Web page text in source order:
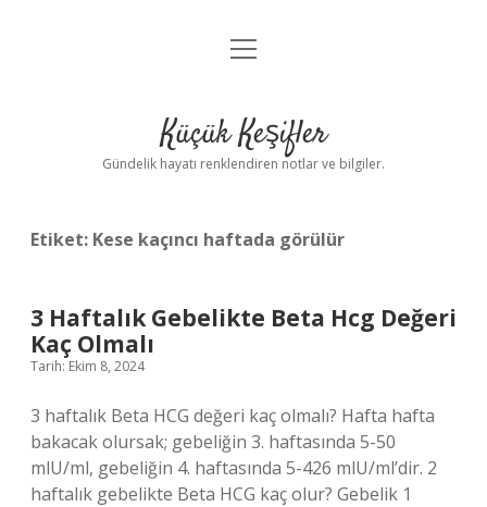
Anasayfa
Yasal Uyarı
menüyü
Küçük Keşifler
Gündelik hayatı renklendiren notlar ve bilgiler.
Etiket: Kese kaçıncı haftada görülür
3 Haftalık Gebelikte Beta Hcg Değeri
Kaç Olmalı
Tarih: Ekim 8, 2024
3 haftalık Beta HCG değeri kaç olmalı? Hafta hafta
bakacak olursak; gebeliğin 3. haftasında 5-50
mlU/ml, gebeliğin 4. haftasında 5-426 mlU/ml’dir. 2
haftalık gebelikte Beta HCG kaç olur? Gebelik 1